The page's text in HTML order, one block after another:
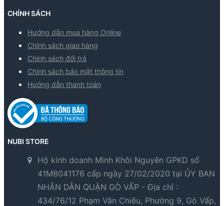
CHÍNH SÁCH
Hướng dẫn mua hàng Online
Chính sách giao hàng
Chính sách đổi trả
Chính sách bảo mật thông tin
Hướng dẫn thanh toán
NUBI STORE
Hộ kinh doanh Minh Khôi Nguyên GPKD số
41M8041176 cấp ngày 27/02/2020 tại ỦY BAN
NHÂN DÂN QUẬN GÒ VẤP - Địa chỉ :
434/76/12 Phạm Văn Chiêu, Phường 9, Gò Vấp,